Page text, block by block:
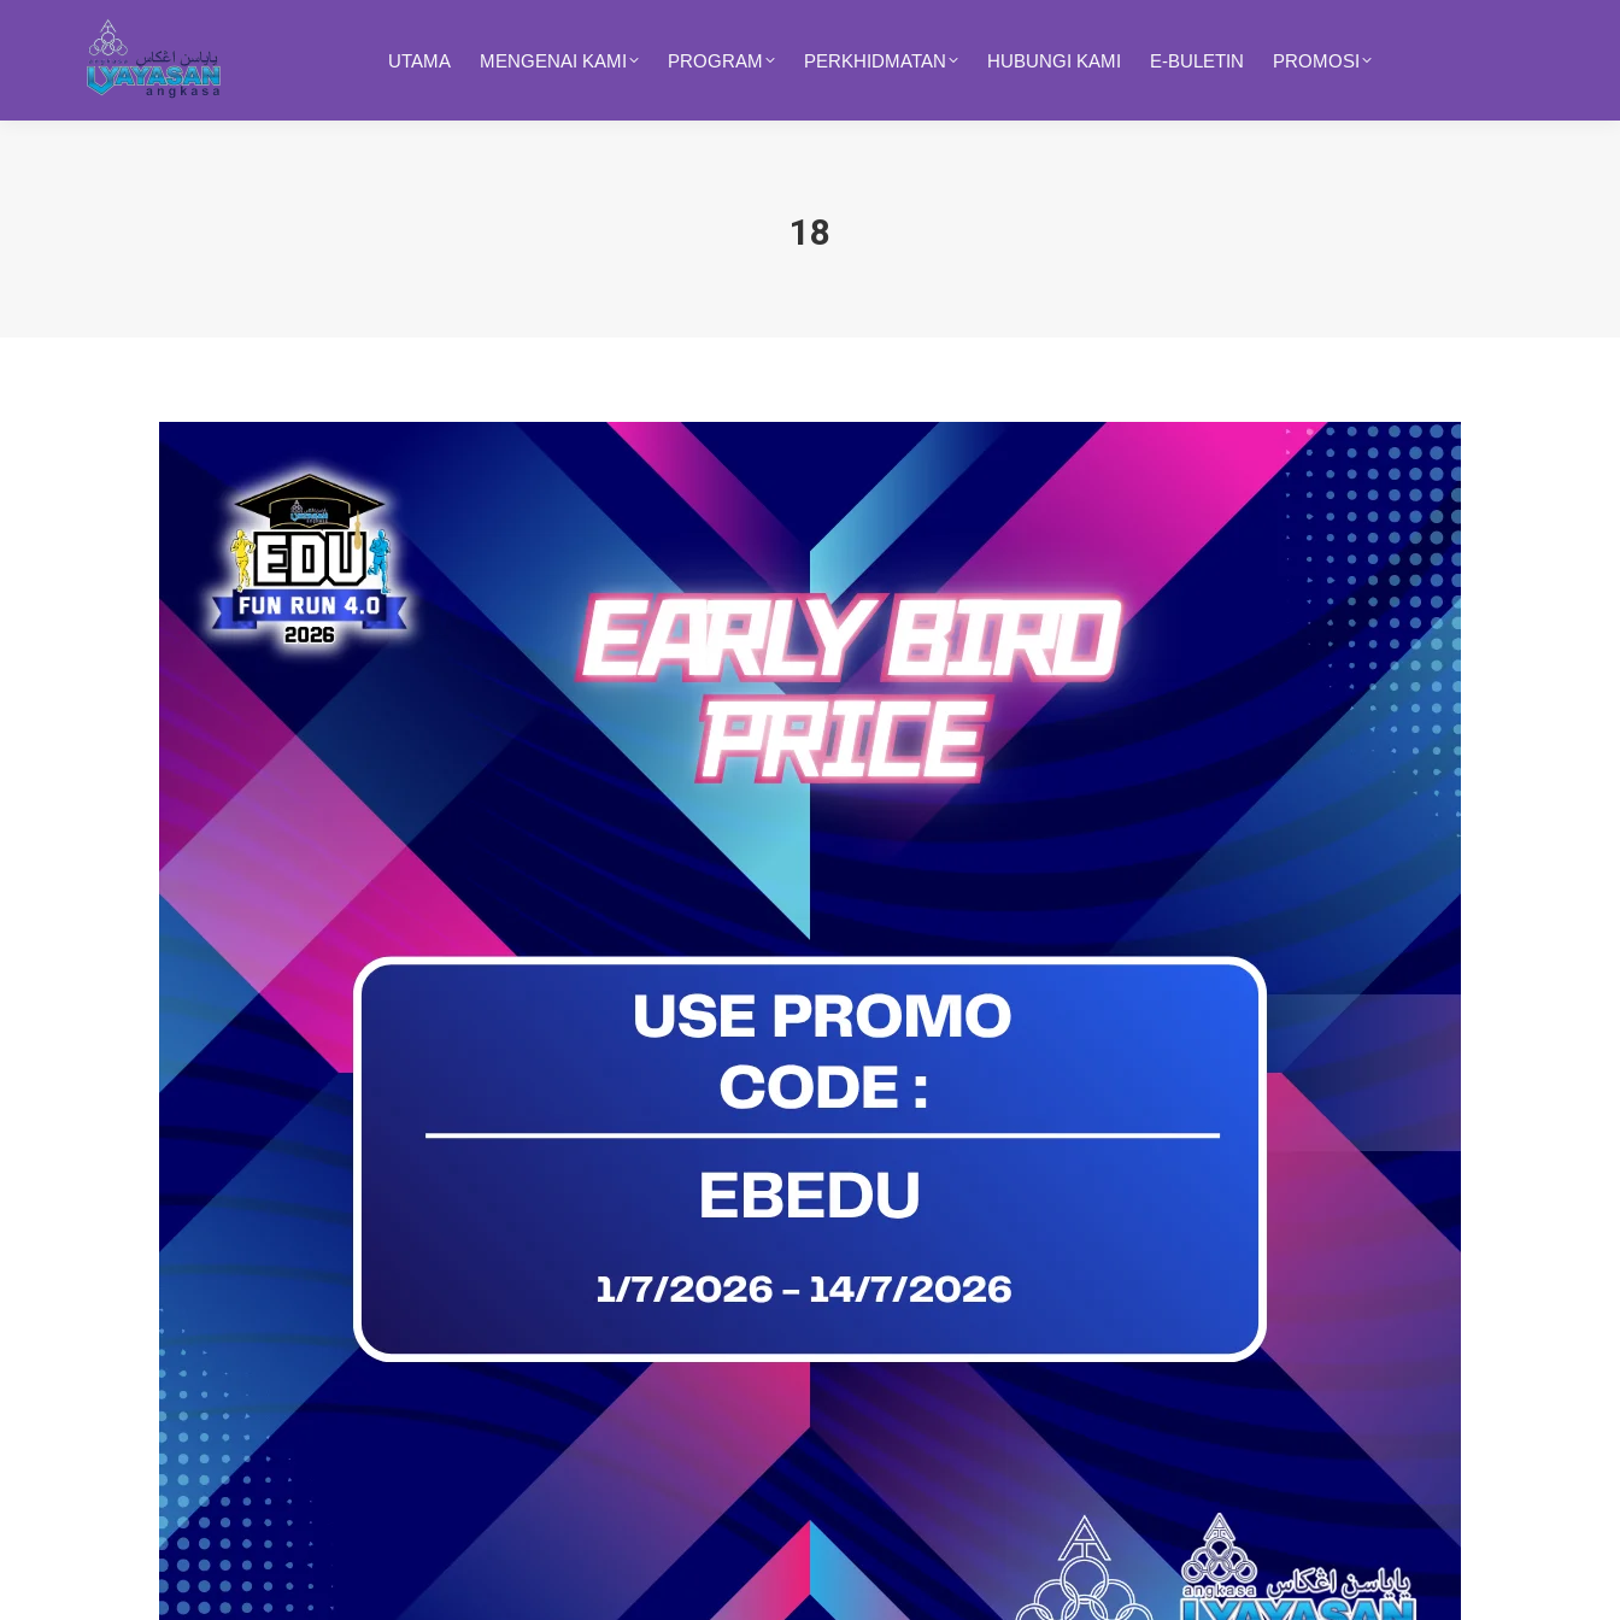
UTAMA MENGENAI KAMI PROGRAM PERKHIDMATAN HUBUNGI KAMI E-BULETIN PROMOSI
18